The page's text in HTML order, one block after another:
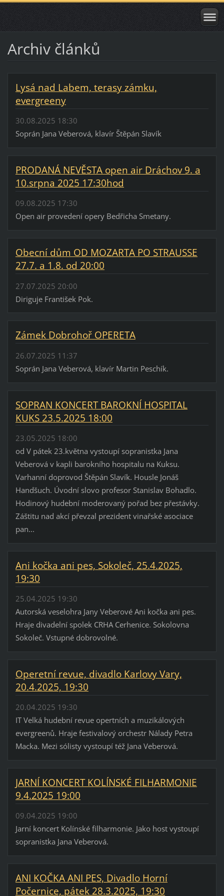
Archiv článků
Lysá nad Labem, terasy zámku,
evergreeny
30.08.2025 18:30
Soprán Jana Veberová, klavír Štěpán Slavík
PRODANÁ NEVĚSTA open air Dráchov 9. a
10.srpna 2025 17:30hod
09.08.2025 17:30
Open air provedení opery Bedřicha Smetany.
Obecní dům OD MOZARTA PO STRAUSSE
27.7. a 1.8. od 20:00
27.07.2025 20:00
Diriguje František Pok.
Zámek Dobrohoř OPERETA
26.07.2025 11:37
Soprán Jana Veberová, klavír Martin Peschík.
SOPRAN KONCERT BAROKNÍ HOSPITAL
KUKS 23.5.2025 18:00
23.05.2025 18:00
od V pátek 23.května vystoupí sopranistka Jana
Veberová v kapli barokního hospitalu na Kuksu.
Varhanní doprovod Štěpán Slavík. Housle Jonáš
Handšuch. Úvodní slovo profesor Stanislav Bohadlo.
Hodinový hudební moderovaný pořad bez přestávky.
Záštitu nad akcí převzal prezident vinařské asociace
pan...
Ani kočka ani pes, Sokoleč, 25.4.2025,
19:30
25.04.2025 19:30
Autorská veselohra Jany Veberové Ani kočka ani pes.
Hraje divadelní spolek CRHA Cerhenice. Sokolovna
Sokoleč. Vstupné dobrovolné.
Operetní revue, divadlo Karlovy Vary,
20.4.2025, 19:30
20.04.2025 19:30
IT Velká hudební revue opertních a muzikálových
evergreenů. Hraje festivalový orchestr Nálady Petra
Macka. Mezi sólisty vystoupí též Jana Veberová.
JARNÍ KONCERT KOLÍNSKÉ FILHARMONIE
9.4.2025 19:00
09.04.2025 19:00
Jarní koncert Kolínské filharmonie. Jako host vystoupí
sopranistka Jana Veberová.
ANI KOČKA ANI PES, Divadlo Horní
Počernice, pátek 28.3.2025, 19:30